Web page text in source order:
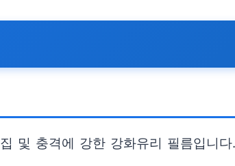
및 충격에 강한 강화유리 필름입니